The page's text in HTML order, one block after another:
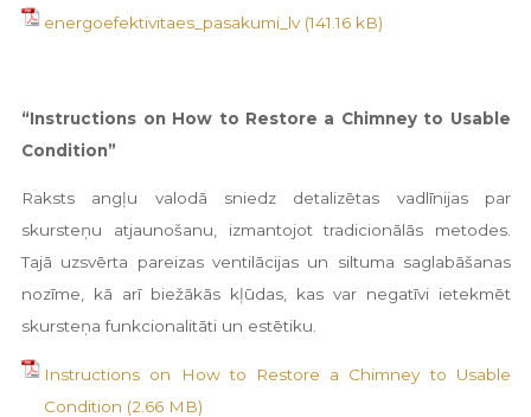
energoefektivitaes_pasakumi_lv
“Instructions on How to Restore a Chimney to Usable
Condition”
Raksts angļu valodā sniedz detalizētas vadlīnijas par
skursteņu atjaunošanu, izmantojot tradicionālās metodes.
Tajā uzsvērta pareizas ventilācijas un siltuma saglabāšanas
nozīme, kā arī biežākās kļūdas, kas var negatīvi ietekmēt
skursteņa funkcionalitāti un estētiku.
Instructions on How to Restore a Chimney to Usable
Condition